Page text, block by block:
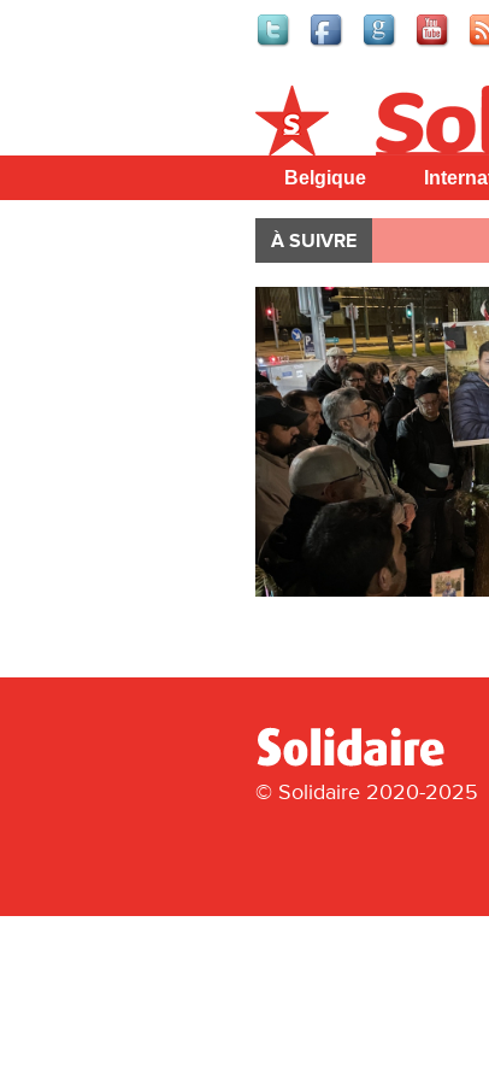
Solidaire
Belgique
À SUIVRE
© Solidaire 2020-2025